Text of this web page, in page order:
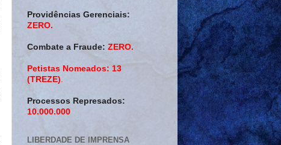
Providências Gerenciais:
ZERO.
Combate a Fraude: ZERO.
Petistas Nomeados: 13
(TREZE)
Processos Represados:
10.000.000
LIBERDADE DE IMPRENSA